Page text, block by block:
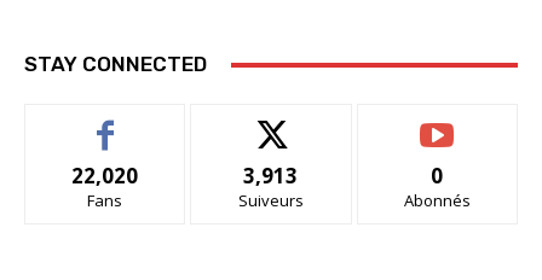
STAY CONNECTED
22,020
Fans
3,913
Suiveurs
0
Abonnés